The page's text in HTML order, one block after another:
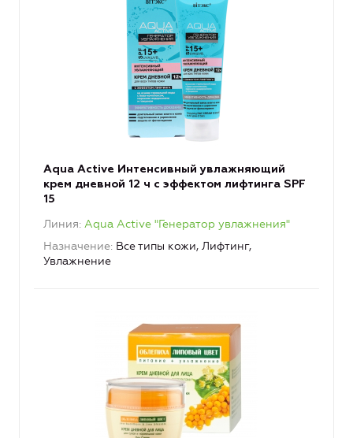
Aqua Active Интенсивный увлажняющий
крем дневной 12 ч с эффектом лифтинга SPF
15
Линия Aqua Active "Генератор увлажнения"
Назначение Все типы кожи, Лифтинг,
Увлажнение